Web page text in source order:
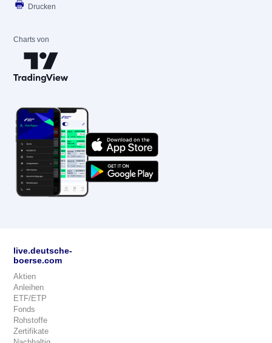
Drucken
Charts von
live.deutsche-
boerse.com
Aktien
Anleihen
ETF/ETP
Fonds
Rohstoffe
Zertifikate